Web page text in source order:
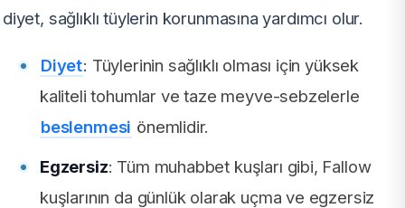
diyet, sağlıklı tüylerin korunmasına yardımcı olur.
Diyet: Tüylerinin sağlıklı olması için yüksek
kaliteli tohumlar ve taze meyve-sebzelerle
beslenmesi önemlidir.
Egzersiz: Tüm muhabbet kuşları gibi, Fallow
kuşlarının da günlük olarak uçma ve egzersiz